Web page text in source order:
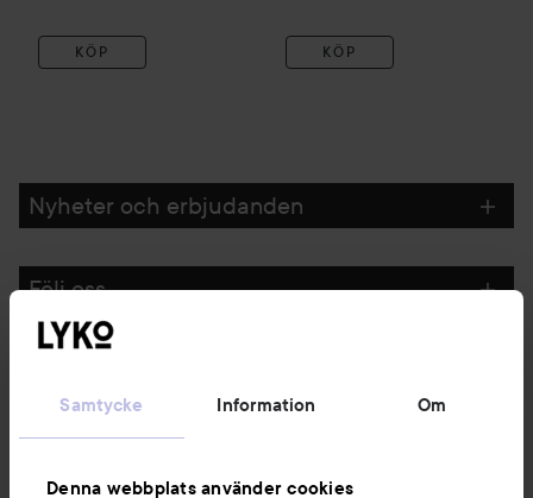
Samtycke Information Om
Denna webbplats använder cookies
KÖP KÖP
Nyheter och erbjudanden
Följ oss